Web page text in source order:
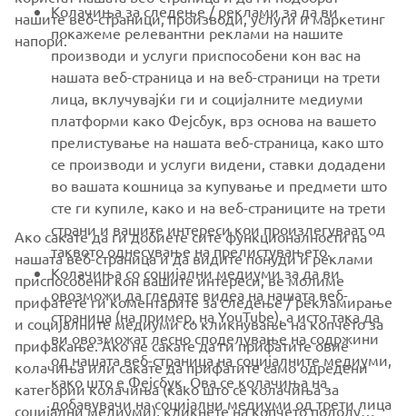
MORE YAMAHA
SUPPORT
NEWSLETTER
Be the first one to learn about latest deals, special events, new
releases and much more
SUBSCRIBE
Read our Privacy Policy to learn how we process your personal
Privacy policy
нашите веб-страници, производи, услуги и маркетинг
напори.
Колачиња за следење / реклами за да ви
покажеме релевантни реклами на нашите
производи и услуги приспособени кон вас на
нашата веб-страница и на веб-страници на трети
лица, вклучувајќи ги и социјалните медиуми
платформи како Фејсбук, врз основа на вашето
прелистување на нашата веб-страница, како што
се производи и услуги видени, ставки додадени
во вашата кошница за купување и предмети што
сте ги купиле, како и на веб-страниците на трети
страни и вашите интереси кои произлегуваат од
таквото однесување на прелистувањето.
Колачиња со социјални медиуми за да ви
овозможи да гледате видеа на нашата веб-
страница (на пример, на YouTube), а исто така да
ви овозможат лесно споделување на содржини
од нашата веб-страница на социјалните медиуми,
како што е Фејсбук. Ова се колачиња на
добавувачи на социјални медиуми од трети лица
Ако сакате да ги добиете сите функционалности на
нашата веб-страница и да видите понуди и реклами
приспособени кон вашите интереси, ве молиме
прифатете ги коментарите за следење / рекламирање
и социјалните медиуми со кликнување на копчето за
прифаќање. Ако не сакате да ги прифатите овие
колачиња или сакате да прифатите само одредени
категории колачиња (како што се колачиња за
социјални медиуми), кликнете на копчето подолу